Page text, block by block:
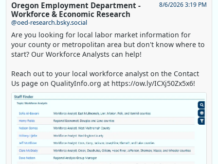
Oregon Employment Department -
Workforce & Economic Research
@oed-research.bsky.social
8/6/2026 3:19 PM
Are you looking for local labor market information for
your county or metropolitan area but don't know where to
start? Our Workforce Analysts can help!
Reach out to your local workforce analyst on the Contact
Us page on QualityInfo.org at https://ow.ly/ICXj50Zx5x6!